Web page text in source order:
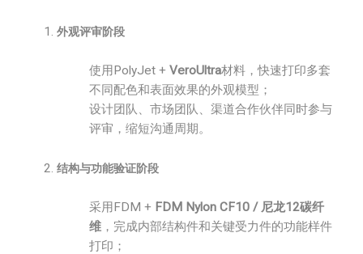
外观评审阶段
使用PolyJet + VeroUltra材料，快速打印多套
不同配色和表面效果的外观模型；
设计团队、市场团队、渠道合作伙伴同时参与
评审，缩短沟通周期。
结构与功能验证阶段
采用FDM + FDM Nylon CF10 / 尼龙12碳纤
维 ，完成内部结构件和关键受力件的功能样件
打印；